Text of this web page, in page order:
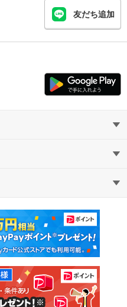
友だち追加
中古マンション
中古一戸建て
土地
教えて！住まいの先生